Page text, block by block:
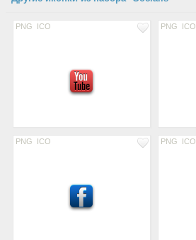
PNG ICO PNG ICO
PNG ICO PNG ICO